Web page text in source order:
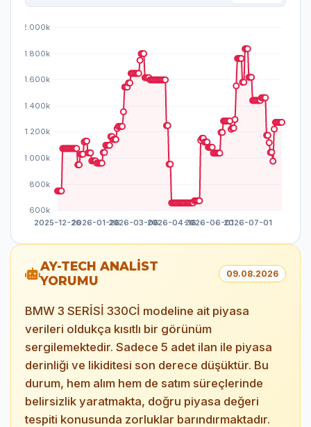
AY-TECH ANALİST
YORUMU
09.08.2026
BMW 3 SERİSİ 330Cİ modeline ait piyasa
verileri oldukça kısıtlı bir görünüm
sergilemektedir. Sadece 5 adet ilan ile piyasa
derinliği ve likiditesi son derece düşüktür. Bu
durum, hem alım hem de satım süreçlerinde
belirsizlik yaratmakta, doğru piyasa değeri
tespiti konusunda zorluklar barındırmaktadır.